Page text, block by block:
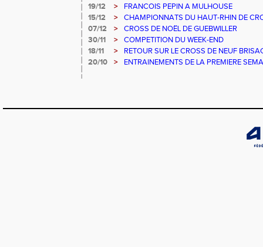
EGMA
19/12 >
FRANCOIS PEPIN A MULHOUSE
15/12
>
CHAMPIONNATS DU HAUT-RHIN DE
07/12
>
CROSS DE NOËL DE GUEBWILLER
30/11
>
COMPETITION DU WEEK-END
18/11
>
RETOUR SUR LE CROSS DE NEUF
20/10
>
ENTRAINEMENTS DE LA PREMIERE